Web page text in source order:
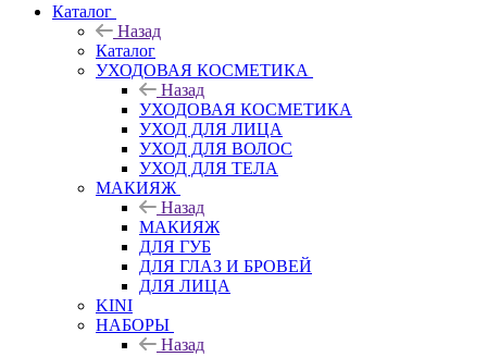
Каталог
Назад
Каталог
УХОДОВАЯ КОСМЕТИКА
Назад
УХОДОВАЯ КОСМЕТИКА
УХОД ДЛЯ ЛИЦА
УХОД ДЛЯ ВОЛОС
УХОД ДЛЯ ТЕЛА
МАКИЯЖ
Назад
МАКИЯЖ
ДЛЯ ГУБ
ДЛЯ ГЛАЗ И БРОВЕЙ
ДЛЯ ЛИЦА
KINI
НАБОРЫ
Назад